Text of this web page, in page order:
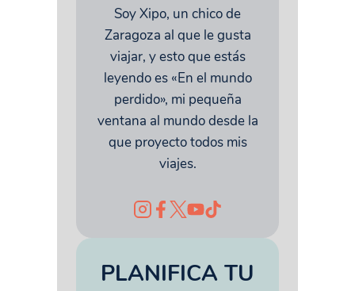
Soy Xipo, un chico de
Zaragoza al que le gusta
viajar, y esto que estás
leyendo es «En el mundo
perdido», mi pequeña
ventana al mundo desde la
que proyecto todos mis
viajes.
PLANIFICA TU